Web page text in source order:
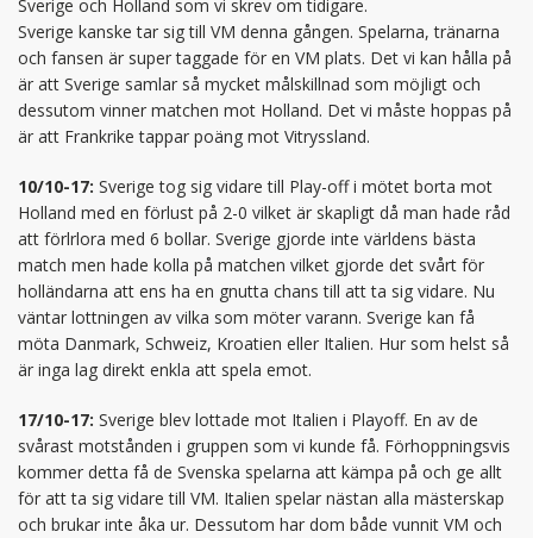
Sverige och Holland som vi skrev om tidigare.
Sverige kanske tar sig till VM denna gången. Spelarna, tränarna
och fansen är super taggade för en VM plats. Det vi kan hålla på
är att Sverige samlar så mycket målskillnad som möjligt och
dessutom vinner matchen mot Holland. Det vi måste hoppas på
är att Frankrike tappar poäng mot Vitryssland.
10/10-17: Sverige tog sig vidare till Play-off i mötet borta mot
Holland med en förlust på 2-0 vilket är skapligt då man hade råd
att förlrlora med 6 bollar. Sverige gjorde inte världens bästa
match men hade kolla på matchen vilket gjorde det svårt för
holländarna att ens ha en gnutta chans till att ta sig vidare. Nu
väntar lottningen av vilka som möter varann. Sverige kan få
möta Danmark, Schweiz, Kroatien eller Italien. Hur som helst så
är inga lag direkt enkla att spela emot.
17/10-17: Sverige blev lottade mot Italien i Playoff. En av de
svårast motstånden i gruppen som vi kunde få. Förhoppningsvis
kommer detta få de Svenska spelarna att kämpa på och ge allt
för att ta sig vidare till VM. Italien spelar nästan alla mästerskap
och brukar inte åka ur. Dessutom har dom både vunnit VM och